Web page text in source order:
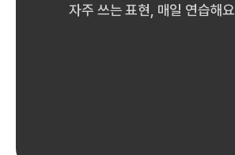
자주 쓰는 표현, 매일 연습해요